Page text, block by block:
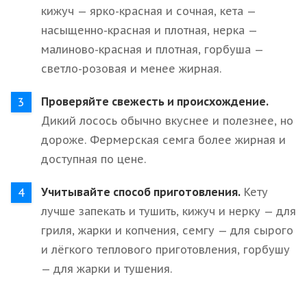
кижуч — ярко-красная и сочная, кета —
насыщенно-красная и плотная, нерка —
малиново-красная и плотная, горбуша —
светло-розовая и менее жирная.
Проверяйте свежесть и происхождение.
Дикий лосось обычно вкуснее и полезнее, но
дороже. Фермерская семга более жирная и
доступная по цене.
Учитывайте способ приготовления. Кету
лучше запекать и тушить, кижуч и нерку — для
гриля, жарки и копчения, семгу — для сырого
и лёгкого теплового приготовления, горбушу
— для жарки и тушения.